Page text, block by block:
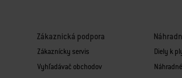
Zákaznická podpora
Zákaznícky servis
Vyhľadávač obchodov
Diely k